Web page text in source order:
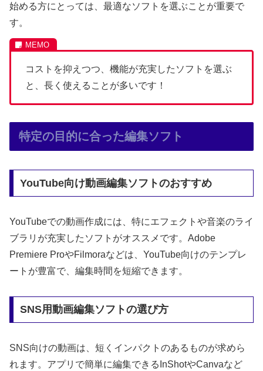
始める方にとっては、最適なソフトを選ぶことが重要で
す。
コストを抑えつつ、機能が充実したソフトを選ぶ
と、長く使えることが多いです！
特定の目的に合った編集ソフト
YouTube向け動画編集ソフトのおすすめ
YouTubeでの動画作成には、特にエフェクトや音楽のライ
ブラリが充実したソフトがオススメです。Adobe
Premiere ProやFilmoraなどは、YouTube向けのテンプレ
ートが豊富で、編集時間を短縮できます。
SNS用動画編集ソフトの選び方
SNS向けの動画は、短くインパクトのあるものが求めら
れます。アプリで簡単に編集できるInShotやCanvaなど